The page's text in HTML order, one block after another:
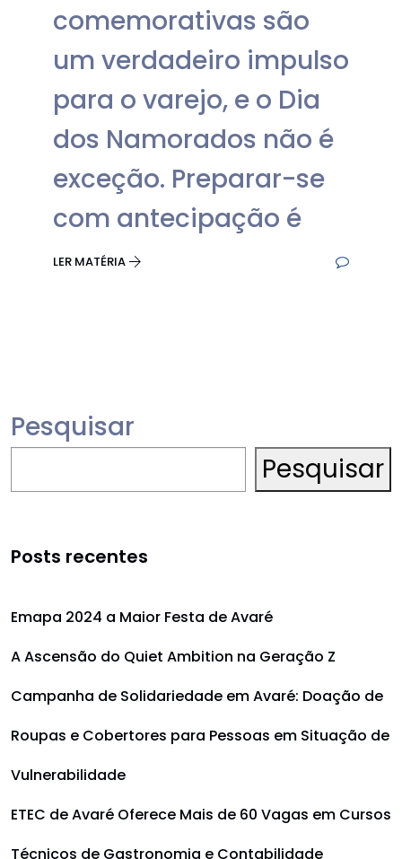
comemorativas são
um verdadeiro impulso
para o varejo, e o Dia
dos Namorados não é
exceção. Preparar-se
com antecipação é
LER MATÉRIA
Pesquisar
Pesquisar
Posts recentes
Emapa 2024 a Maior Festa de Avaré
A Ascensão do Quiet Ambition na Geração Z
Campanha de Solidariedade em Avaré: Doação de
Roupas e Cobertores para Pessoas em Situação de
Vulnerabilidade
ETEC de Avaré Oferece Mais de 60 Vagas em Cursos
Técnicos de Gastronomia e Contabilidade